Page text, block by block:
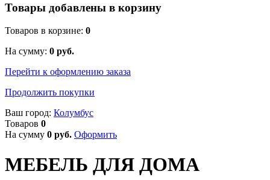
Товары добавлены в корзину
Товаров в корзине: 0
На сумму: 0 руб.
Перейти к оформлению заказа
Продолжить покупки
Ваш город: Колумбус
Товаров 0
На сумму 0 руб. Оформить
МЕБЕЛЬ ДЛЯ ДОМА